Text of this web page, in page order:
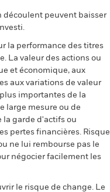
découlent peuvent baisser
la performance des titres
La valeur des actions ou
et économique, aux
aux variations de valeur
importantes de la
large mesure ou de
la garde d'actifs ou
pertes financières. Risque
ne lui rembourse pas le
négocier facilement les
le risque de change. Le